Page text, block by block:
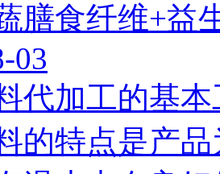
膳食纤维+益
03
代加工的基
的特点是产